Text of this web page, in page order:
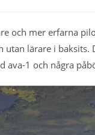
och mer erfarna
utan lärare i
1 och några